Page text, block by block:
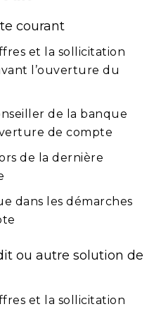
courant
et la sollicitation
l’ouverture du
de la banque
de compte
de la dernière
dans les démarches
ou autre solution de
et la sollicitation